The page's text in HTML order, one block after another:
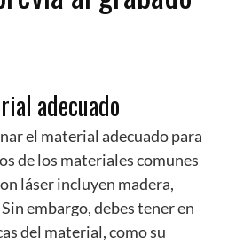
adecuado
el material adecuado para
de los materiales comunes
láser incluyen madera,
embargo, debes tener en
del material, como su